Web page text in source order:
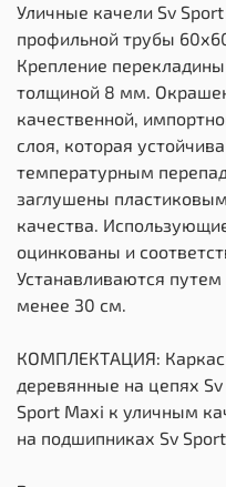
Уличные качели Sv
профильной трубы
Крепление
толщиной 8 мм.
качественной,
слоя, которая
температурным
заглушены
качества.
оцинкованы и
Устанавливаются путем
менее 30 см.
КОМПЛЕКТАЦИЯ: Каркас
деревянные на цепях
Sport Махi к уличным
на подшипниках Sv